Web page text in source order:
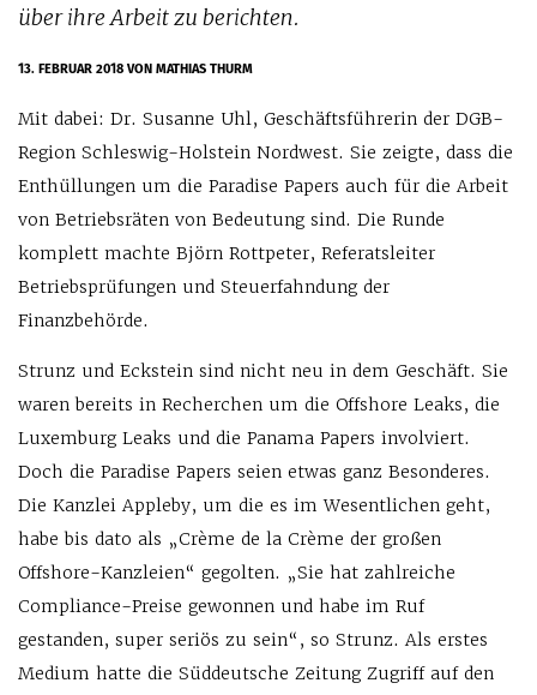
über ihre Arbeit zu berichten.
13. FEBRUAR 2018VON MATHIAS THURM
Mit dabei: Dr. Susanne Uhl, Geschäftsführerin der DGB-
Region Schleswig-Holstein Nordwest. Sie zeigte, dass die
Enthüllungen um die Paradise Papers auch für die Arbeit
von Betriebsräten von Bedeutung sind. Die Runde
komplett machte Björn Rottpeter, Referatsleiter
Betriebsprüfungen und Steuerfahndung der
Finanzbehörde.
Strunz und Eckstein sind nicht neu in dem Geschäft. Sie
waren bereits in Recherchen um die Offshore Leaks, die
Luxemburg Leaks und die Panama Papers involviert.
Doch die Paradise Papers seien etwas ganz Besonderes.
Die Kanzlei Appleby, um die es im Wesentlichen geht,
habe bis dato als „Crème de la Crème der großen
Offshore-Kanzleien“ gegolten. „Sie hat zahlreiche
Compliance-Preise gewonnen und habe im Ruf
gestanden, super seriös zu sein“, so Strunz. Als erstes
Medium hatte die Süddeutsche Zeitung Zugriff auf den